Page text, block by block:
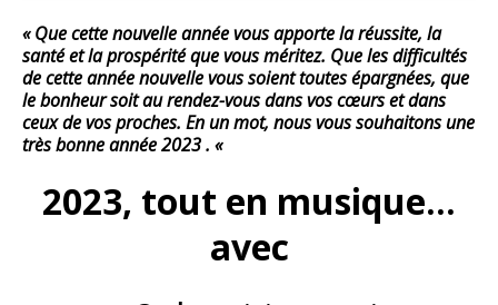
« Que cette nouvelleannéevous apporte la réussite, la
santé et la prospérité que vous méritez. Que les difficultés
de cetteannéenouvelle vous soient toutes épargnées, que
le bonheur soit au rendez-vous dans vos cœurs et dans
ceux de vos proches. En unmot, nous vous souhaitons une
trèsbonne année2023 . «
2023, tout en musique…
avec